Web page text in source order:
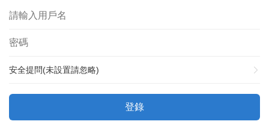
安全提問(未設置請忽略)
登錄